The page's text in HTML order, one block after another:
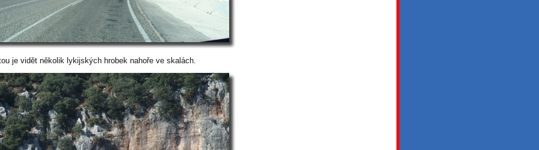
je vidět několik lykijských hrobek nahoře ve skalách.